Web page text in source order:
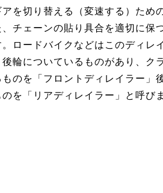
アを切り替える（変速する）ため
、チェーンの貼り具合を適切に保
。ロードバイクなどはこのディレ
後輪についているものがあり、ク
ものを「フロントディレイラー」
のを「リアディレイラー」と呼び